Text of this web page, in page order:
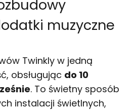
muzyczne
Twinkly w jedną
obsługując do 10
. To świetny sposób
instalacji świetlnych,